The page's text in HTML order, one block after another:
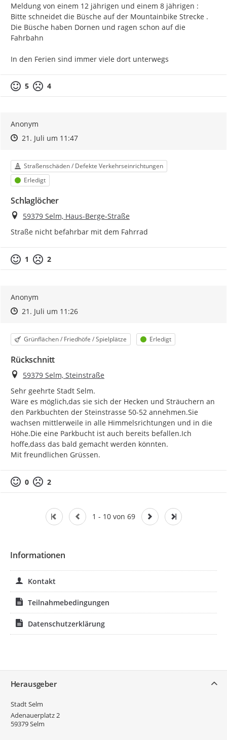
Meldung von einem 12 jährigen und einem 8 jährigen :
Bitte schneidet die Büsche auf der Mountainbike Strecke .
Die Büsche haben Dornen und ragen schon auf die
Fahrbahn
In den Ferien sind immer viele dort unterwegs
5 4
Anonym
Zeitpunkt des Erstellens
Zeitpunkt des Erstellens
21. Juli um 11:47Zur Äußerung
Kategorie
Straßenschäden / Defekte Verkehrseinrichtungen
Status
Erledigt
Schlaglöcher
Ort
59379 Selm, Haus-Berge-Straße
Straße nicht befahrbar mit dem Fahrrad
1 2
Anonym
Zeitpunkt des Erstellens
Zeitpunkt des Erstellens
21. Juli um 11:26Zur Äußerung
Kategorie
Grünflächen / Friedhöfe / Spielplätze Status
Erledigt
Rückschnitt
Ort
59379 Selm, Steinstraße
Sehr geehrte Stadt Selm.
Wäre es möglich,das sie sich der Hecken und Sträuchern an
den Parkbuchten der Steinstrasse 50-52 annehmen.Sie
wachsen mittlerweile in alle Himmelsrichtungen und in die
Höhe.Die eine Parkbucht ist auch bereits befallen.Ich
hoffe,dass das bald gemacht werden könnten.
Mit freundlichen Grüssen.
0 2
1 - 10 von 69
Informationen
Kontakt
Teilnahmebedingungen
Datenschutzerklärung
Herausgeber
Stadt Selm
Adenauerplatz 2
59379Selm